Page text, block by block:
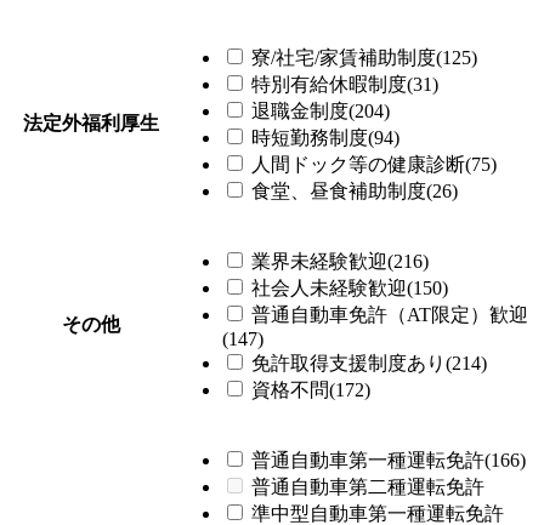
法定外福利厚生
寮/社宅/家賃補助制度(125)
特別有給休暇制度(31)
退職金制度(204)
時短勤務制度(94)
人間ドック等の健康診断(75)
食堂、昼食補助制度(26)
その他
業界未経験歓迎(216)
社会人未経験歓迎(150)
普通自動車免許（AT限定）歓迎
(147)
免許取得支援制度あり(214)
資格不問(172)
普通自動車第一種運転免許(166)
普通自動車第二種運転免許
準中型自動車第一種運転免許